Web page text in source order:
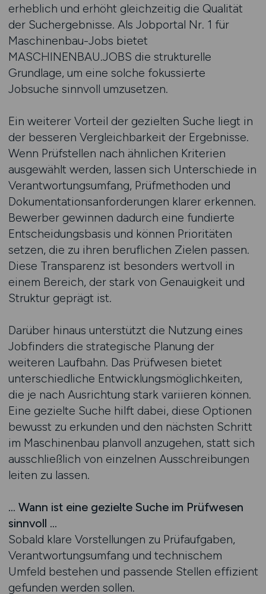
erheblich und erhöht gleichzeitig die Qualität
der Suchergebnisse. Als Jobportal Nr. 1 für
Maschinenbau-Jobs bietet
MASCHINENBAU.JOBS die strukturelle
Grundlage, um eine solche fokussierte
Jobsuche sinnvoll umzusetzen.
Ein weiterer Vorteil der gezielten Suche liegt in
der besseren Vergleichbarkeit der Ergebnisse.
Wenn Prüfstellen nach ähnlichen Kriterien
ausgewählt werden, lassen sich Unterschiede in
Verantwortungsumfang, Prüfmethoden und
Dokumentationsanforderungen klarer erkennen.
Bewerber gewinnen dadurch eine fundierte
Entscheidungsbasis und können Prioritäten
setzen, die zu ihren beruflichen Zielen passen.
Diese Transparenz ist besonders wertvoll in
einem Bereich, der stark von Genauigkeit und
Struktur geprägt ist.
Darüber hinaus unterstützt die Nutzung eines
Jobfinders die strategische Planung der
weiteren Laufbahn. Das Prüfwesen bietet
unterschiedliche Entwicklungsmöglichkeiten,
die je nach Ausrichtung stark variieren können.
Eine gezielte Suche hilft dabei, diese Optionen
bewusst zu erkunden und den nächsten Schritt
im Maschinenbau planvoll anzugehen, statt sich
ausschließlich von einzelnen Ausschreibungen
leiten zu lassen.
… Wann ist eine gezielte Suche im Prüfwesen
sinnvoll …
Sobald klare Vorstellungen zu Prüfaufgaben,
Verantwortungsumfang und technischem
Umfeld bestehen und passende Stellen effizient
gefunden werden sollen.